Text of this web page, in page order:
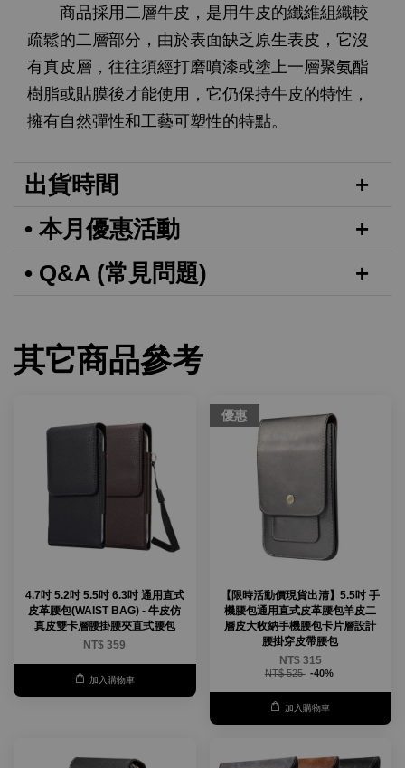
商品採用二層牛皮，是用牛皮的纖維組織較
疏鬆的二層部分，由於表面缺乏原生表皮，它沒
有真皮層，往往須經打磨噴漆或塗上一層聚氨酯
樹脂或貼膜後才能使用，它仍保持牛皮的特性，
擁有自然彈性和工藝可塑性的特點。
出貨時間
• 本月優惠活動
• Q&A (常見問題)
其它商品參考
4.7吋 5.2吋 5.5吋 6.3吋 通用直式
皮革腰包(WAIST BAG) - 牛皮仿
真皮雙卡層腰掛腰夾直式腰包
NT$ 359
加入購物車
優惠
【限時活動價現貨出清】5.5吋 手
機腰包通用直式皮革腰包羊皮二
層皮大收納手機腰包卡片層設計
腰掛穿皮帶腰包
NT$ 315
NT$ 525 -40%
加入購物車